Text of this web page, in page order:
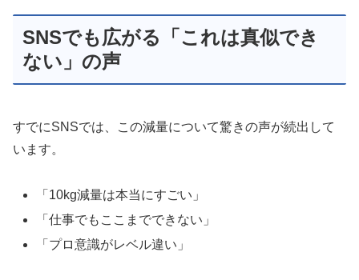
SNSでも広がる「これは真似でき
ない」の声
すでにSNSでは、この減量について驚きの声が続出して
います。
「10kg減量は本当にすごい」
「仕事でもここまでできない」
「プロ意識がレベル違い」